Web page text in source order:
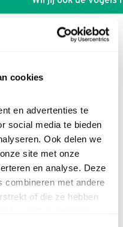
cookies
en advertenties te
social media te bieden
Ook delen we
site met onze
en analyse. Deze
combineren met andere
of die ze hebben